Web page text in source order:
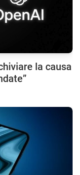
la causa